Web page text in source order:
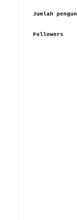
Jumlah
Followers